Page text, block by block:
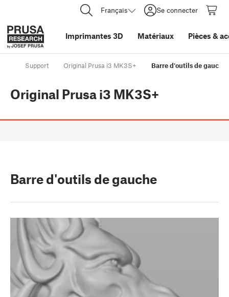
Français Se connecter
Imprimantes 3D Matériaux Pièces &
Support Original Prusa i3 MK3S+ Barre d'outils de gauche
Original Prusa i3 MK3S+
Barre d'outils de gauche